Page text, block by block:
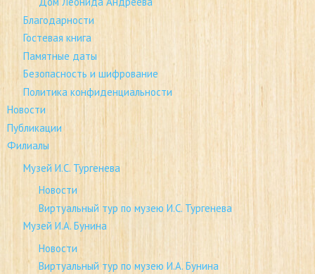
Благодарности
Гостевая книга
Памятные даты
Безопасность и шифрование
Политика конфиденциальности
Новости
Публикации
Филиалы
Музей И.С. Тургенева
Новости
Виртуальный тур по музею И.С. Тургенева
Музей И.А. Бунина
Новости
Виртуальный тур по музею И.А. Бунина